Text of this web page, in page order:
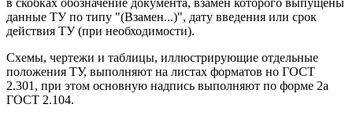
данные ТУ по типу "(Взамен...)", дату введения или срок
действия ТУ (при необходимости).
Схемы, чертежи и таблицы, иллюстрирующие отдельные
положения ТУ, выполняют на листах форматов но ГОСТ
2.301, при этом основную надпись выполняют по форме 2а
ГОСТ 2.104.